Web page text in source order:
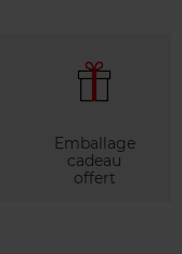
Emballage
cadeau
offert